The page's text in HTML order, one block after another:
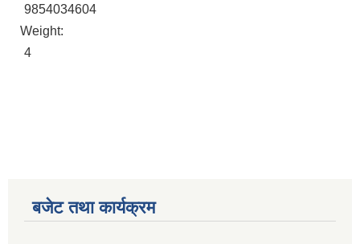
9854034604
Weight:
4
बजेट तथा कार्यक्रम